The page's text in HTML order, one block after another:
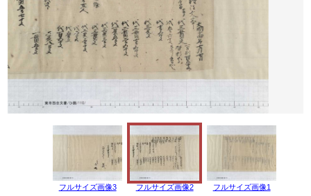
フルサイズ画像3 フルサイズ画像2 フルサイズ画像1